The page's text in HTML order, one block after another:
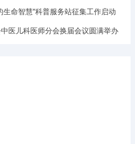
命智慧”科普服务站征集工作启动
医儿科医师分会换届会议圆满举办